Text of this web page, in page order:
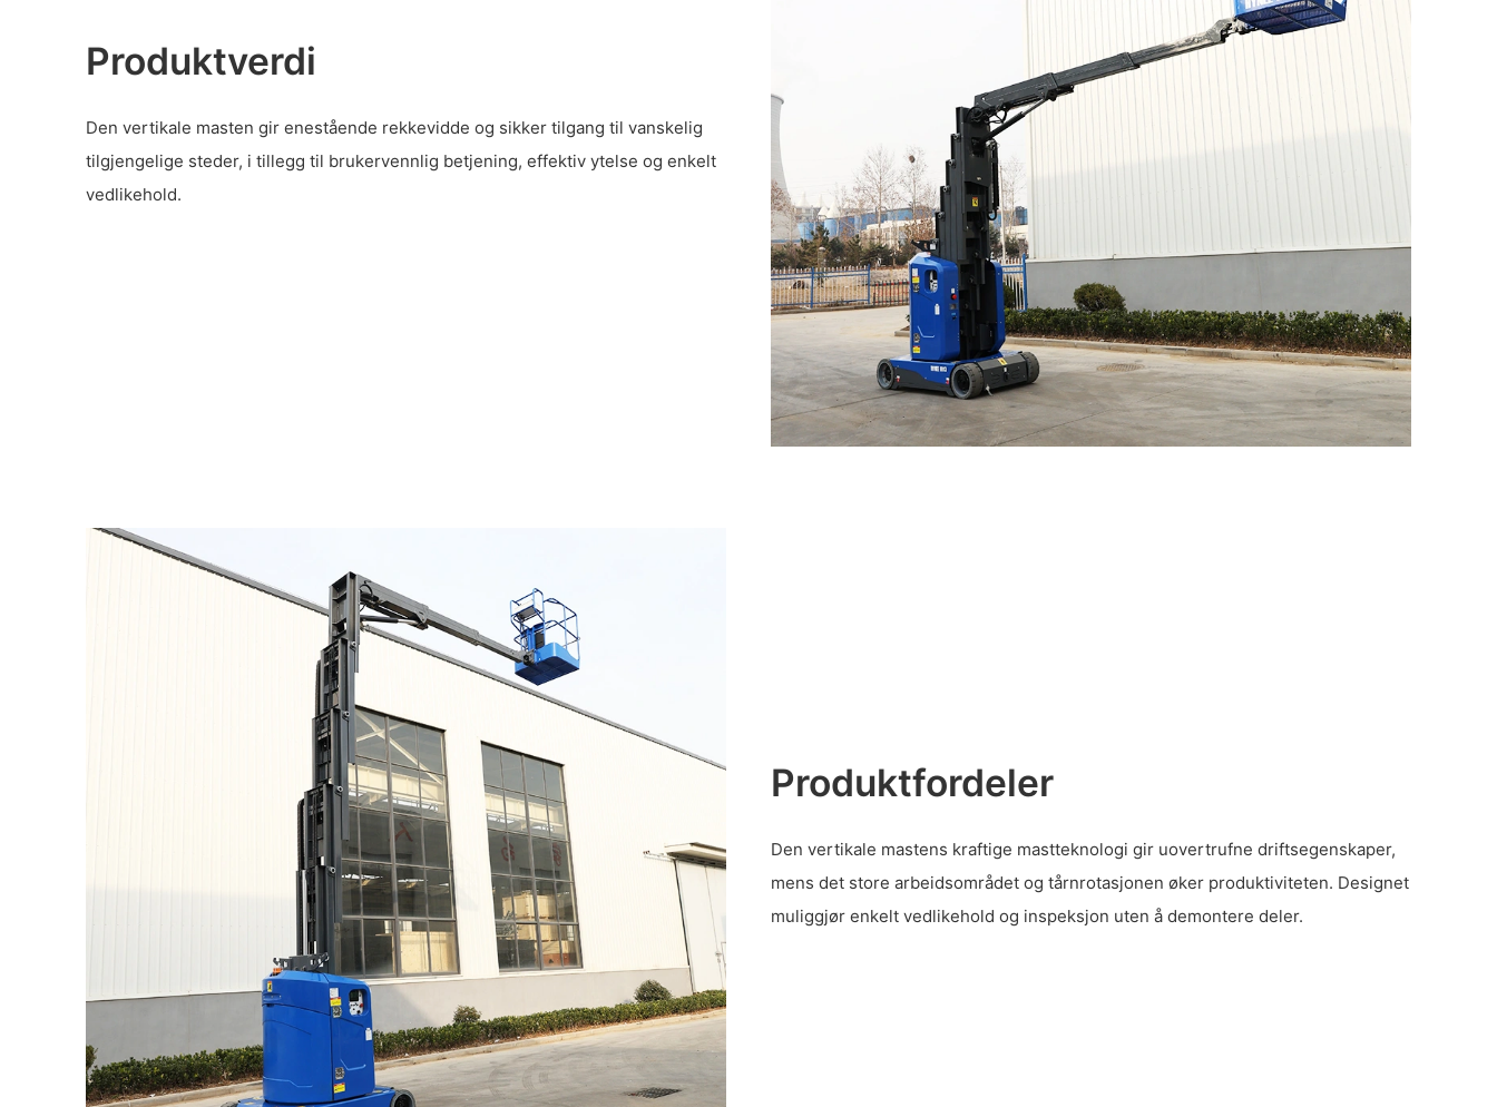
Produktverdi
Den vertikale masten gir enestående rekkevidde og sikker tilgang til vanskelig
tilgjengelige steder, i tillegg til brukervennlig betjening, effektiv ytelse og enkelt
vedlikehold.
Produktfordeler
Den vertikale mastens kraftige mastteknologi gir uovertrufne driftsegenskaper,
mens det store arbeidsområdet og tårnrotasjonen øker produktiviteten. Designet
muliggjør enkelt vedlikehold og inspeksjon uten å demontere deler.